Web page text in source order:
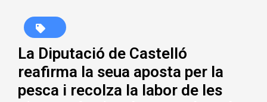
La Diputació de Castelló
reafirma la seua aposta per la
pesca i recolza la labor de les